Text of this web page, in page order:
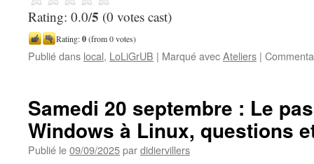
Rating: 0.0/5 (0 votes cast)
Rating:0(from 0 votes)
Publié dans local, LoLiGrUB | Marqué avecAteliers |
Samedi 20 septembre : Le
Windows à Linux, questions
Publié le09/09/2025pardidiervillers